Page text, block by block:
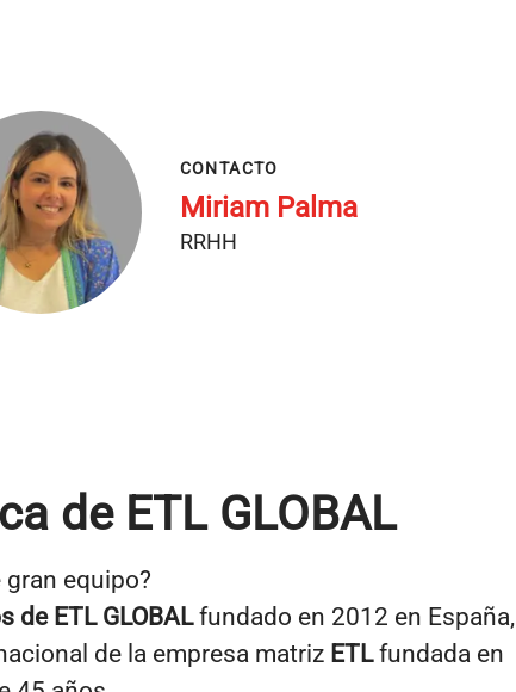
CONTACTO
Miriam Palma
RRHH
de ETL GLOBAL
equipo?
de ETL GLOBALfundado en 2012 en España,
de la empresa matriz ETLfundada en